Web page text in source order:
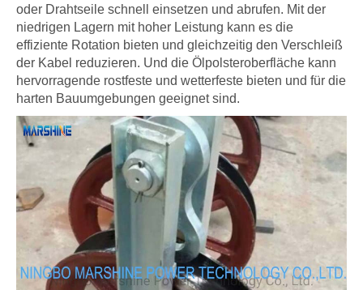
oder Drahtseile schnell einsetzen und abrufen. Mit der
niedrigen Lagern mit hoher Leistung kann es die
effiziente Rotation bieten und gleichzeitig den Verschleiß
der Kabel reduzieren. Und die Ölpolsteroberfläche kann
hervorragende rostfeste und wetterfeste bieten und für die
harten Bauumgebungen geeignet sind.